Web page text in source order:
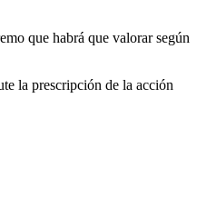
que habrá que valorar según
la prescripción de la acción